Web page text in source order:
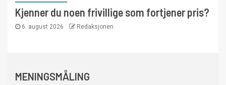
Kjenner du noen frivillige som fortjener pris?
6. august 2026 Redaksjonen
MENINGSMÅLING